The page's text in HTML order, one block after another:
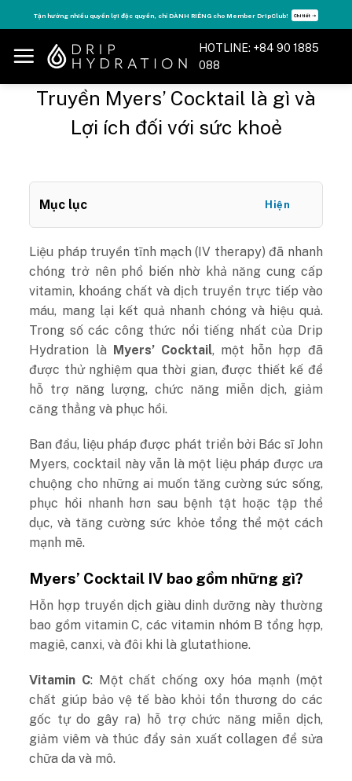
to
content
DripClub! Chi tiết ➝ Tăng năng lượng - sống đỉnh cao với thẻ Vitamin Drip
HOTLINE: +84 90 1885
088
Truyền Myers’ Cocktail là gì và
Lợi ích đối với sức khoẻ
Mục lục Hiện
Liệu pháp truyền tĩnh mạch (IV therapy) đã nhanh
chóng trở nên phổ biến nhờ khả năng cung cấp
vitamin, khoáng chất và dịch truyền trực tiếp vào
máu, mang lại kết quả nhanh chóng và hiệu quả.
Trong số các công thức nổi tiếng nhất của Drip
Hydration là Myers’ Cocktail, một hỗn hợp đã
được thử nghiệm qua thời gian, được thiết kế để
hỗ trợ năng lượng, chức năng miễn dịch, giảm
căng thẳng và phục hồi.
Ban đầu, liệu pháp được phát triển bởi Bác sĩ John
Myers, cocktail này vẫn là một liệu pháp được ưa
chuộng cho những ai muốn tăng cường sức sống,
phục hồi nhanh hơn sau bệnh tật hoặc tập thể
dục, và tăng cường sức khỏe tổng thể một cách
mạnh mẽ.
Myers’ Cocktail IV bao gồm những gì?
Hỗn hợp truyền dịch giàu dinh dưỡng này thường
bao gồm vitamin C, các vitamin nhóm B tổng hợp,
magiê, canxi, và đôi khi là glutathione.
Vitamin C: Một chất chống oxy hóa mạnh (một
chất giúp bảo vệ tế bào khỏi tổn thương do các
gốc tự do gây ra) hỗ trợ chức năng miễn dịch,
giảm viêm và thúc đẩy sản xuất collagen để sửa
chữa da và mô.